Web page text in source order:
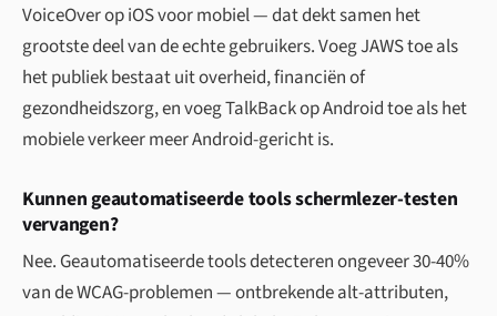
VoiceOver op iOS voor mobiel — dat dekt samen het
grootste deel van de echte gebruikers. Voeg JAWS toe als
het publiek bestaat uit overheid, financiën of
gezondheidszorg, en voeg TalkBack op Android toe als het
mobiele verkeer meer Android-gericht is.
Kunnen geautomatiseerde tools schermlezer-testen
vervangen?
Nee. Geautomatiseerde tools detecteren ongeveer 30-40%
van de WCAG-problemen — ontbrekende alt-attributen,